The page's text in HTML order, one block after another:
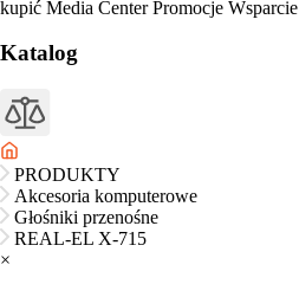
kupić Media CenterPromocje Wsparcie
Katalog
PRODUKTY
Akcesoria komputerowe
Głośniki przenośne
REAL-EL X-715
×